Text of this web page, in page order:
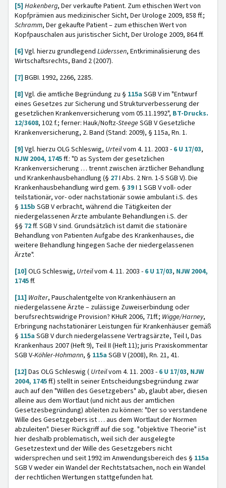
[5] Hakenberg, Der verkaufte Patient. Zum ethischen Wert von
Kopfprämien aus medizinischer Sicht, Der Urologe 2009, 858 ff.;
Schramm, Der gekaufte Patient – zum ethischen Wert von
Kopfpauschalen aus juristischer Sicht, Der Urologe 2009, 864 ff.
[6] Vgl. hierzu grundlegend Lüderssen, Entkriminalisierung des
Wirtschaftsrechts, Band 2 (2007).
[7] BGBI. 1992, 2266, 2285.
[8] Vgl. die amtliche Begründung zu § 115a SGB V im "Entwurf
eines Gesetzes zur Sicherung und Strukturverbesserung der
gesetzlichen Krankenversicherung vom 05.11.1992", BT-Drucks.
12/3608, 102 f.; ferner: Hauk/Noftz-SteegeSGB V Gesetzliche
Krankenversicherung, 2. Band (Stand: 2009), § 115a, Rn. 1.
[9] Vgl. hierzu OLG Schleswig, Urteilvom 4. 11. 2003 - 6 U 17/03,
NJW 2004, 1745ff.: "D as System der gesetzlichen
Krankenversicherung … trennt zwischen ärztlicher Behandlung
und Krankenhausbehandlung (§ 27I Abs. 2 Nrn. 1-5 SGB V). Die
Krankenhausbehandlung wird gem. § 39I 1 SGB V voll- oder
teilstationär, vor- oder nachstationär sowie ambulant i.S. des
§ 115b SGB V erbracht, während die Tätigkeiten der
niedergelassenen Ärzte ambulante Behandlungen i.S. der
§§ 72ff. SGB V sind. Grundsätzlich ist damit die stationäre
Behandlung von Patienten Aufgabe des Krankenhauses, die
weitere Behandlung hingegen Sache der niedergelassenen
Ärzte".
[10] OLG Schleswig, Urteilvom 4. 11. 2003 - 6 U 17/03, NJW 2004,
1745ff.
[11] Walter, Pauschalentgelte von Krankenhäusern an
niedergelassene Ärzte – zulässige Zuweiserbindung oder
berufsrechtswidrige Provision? KHuR 2006, 71ff.; Wigge/Harney,
Erbringung nachstationärer Leistungen für Krankenhäuser gemäß
§ 115a SGB V durch niedergelassene Vertragsärzte, Teil I, Das
Krankenhaus 2007 (Heft 9), Teil II (Heft 11); juris Praxiskommentar
SGB V-Köhler-Hohmann, § 115a SGB V (2008), Rn. 21, 41.
[12] Das OLG Schleswig ( Urteilvom 4. 11. 2003 - 6 U 17/03, NJW
2004, 1745ff.) stellt in seiner Entscheidungsbegründung zwar
auch auf den "Willen des Gesetzgebers" ab, glaubt aber, diesen
alleine aus dem Wortlaut (und nicht aus der amtlichen
Gesetzesbegründung) ableiten zu können: "Der so verstandene
Wille des Gesetzgebers ist … aus dem Wortlaut der Normen
abzuleiten". Dieser Rückgriff auf die sog. "objektive Theorie" ist
hier deshalb problematisch, weil sich der ausgelegte
Gesetzestext und der Wille des Gesetzgebers nicht
widersprechen und seit 1992 im Anwendungsbereich des § 115a
SGB V weder ein Wandel der Rechtstatsachen, noch ein Wandel
der rechtlichen Wertungen stattgefunden hat.